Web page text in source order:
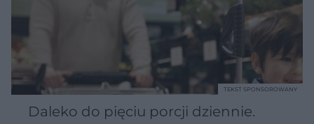
Daleko do pięciu porcji dziennie.
TEKST SPONSOROWANY